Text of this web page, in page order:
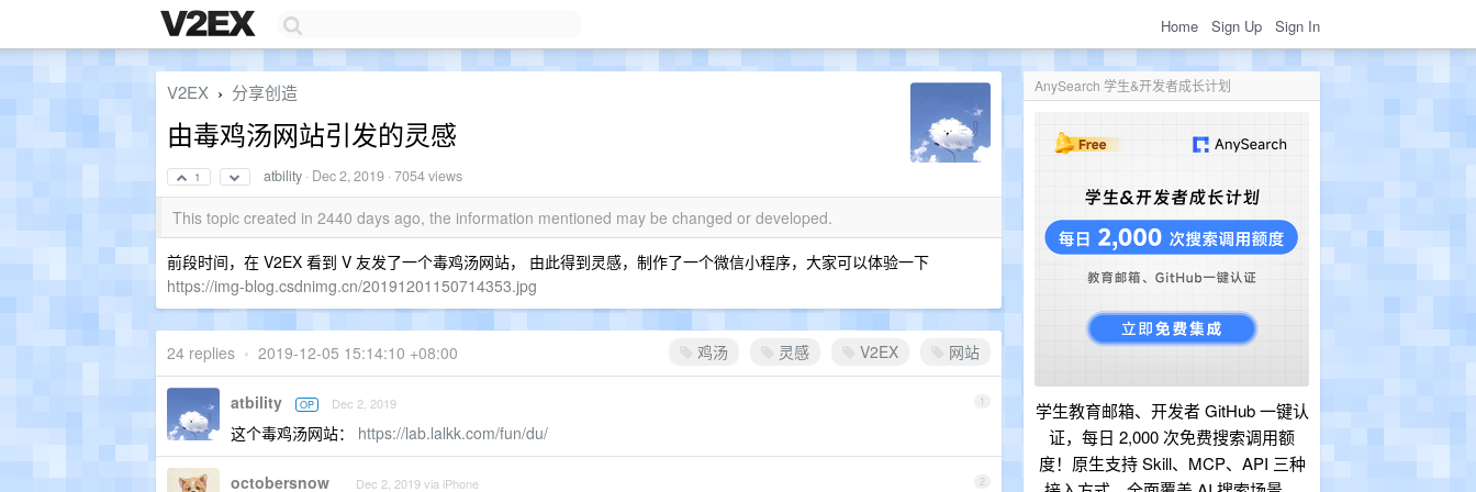
Home Sign Up Sign In
AnySearch 学生&开发者成长计划
学生教育邮箱、开发者 GitHub 一键认
证，每日 2,000 次免费搜索调用额
度！原生支持 Skill、MCP、API 三种
V2EX › 分享创造
由毒鸡汤网站引发的灵感
1 atbility · Dec 2, 2019 · 7054 views
This topic created in 2440 days ago, the information mentioned may be changed or developed.
前段时间，在 V2EX 看到 V 友发了一个毒鸡汤网站， 由此得到灵感，制作了一个微信小程序，大家可以体验一下
https://img-blog.csdnimg.cn/20191201150714353.jpg
鸡汤 灵感 V2EX 网站
24 replies • 2019-12-05 15:14:10 +08:00
1
atbility OP Dec 2, 2019
这个毒鸡汤网站： https://lab.lalkk.com/fun/du/
2
octobersnow Dec 2, 2019 via iPhone